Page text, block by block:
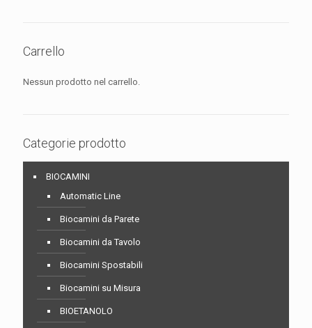
Carrello
Nessun prodotto nel carrello.
Categorie prodotto
BIOCAMINI
Automatic Line
Biocamini da Parete
Biocamini da Tavolo
Biocamini Spostabili
Biocamini su Misura
BIOETANOLO